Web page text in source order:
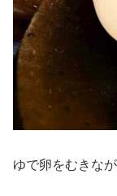
ゆで卵をむきな